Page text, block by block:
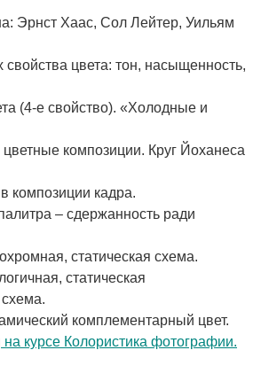
Эрнст Хаас, Сол Лейтер, Уильям
свойства цвета: тон, насыщенность,
(4-е свойство). «Холодные и
цветные композиции. Круг Йоханеса
композиции кадра.
– сдержанность ради
статическая схема.
статическая
комплементарный цвет.
на курсе Колористика фотографии.